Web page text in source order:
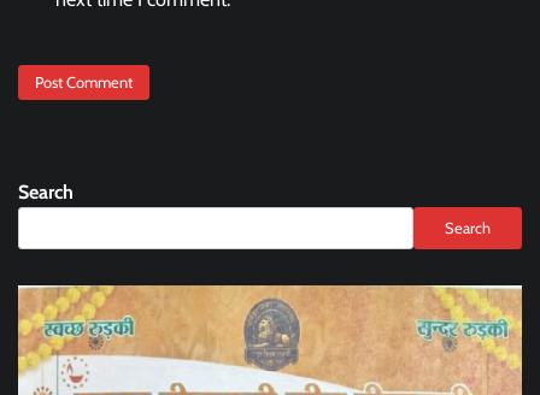
Search
Search